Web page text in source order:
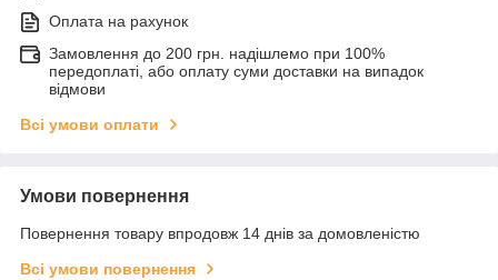
Оплата на рахунок
Замовлення до 200 грн. надішлемо при 100%
передоплаті, або оплату суми доставки на випадок
відмови
Всі умови оплати
Умови повернення
Повернення товару впродовж 14 днів за домовленістю
Всі умови повернення